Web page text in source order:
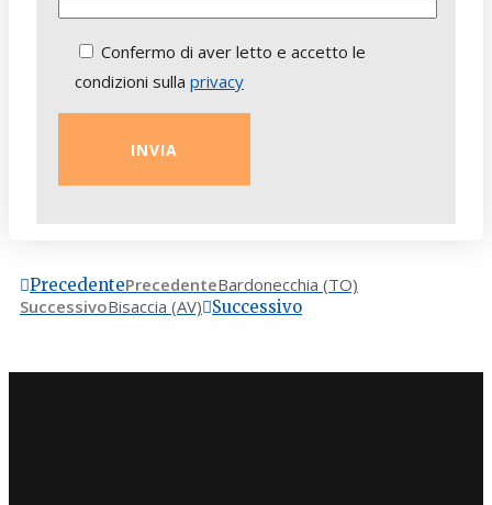
Confermo di aver letto e accetto le
condizioni sulla privacy
PrecedentePrecedenteBardonecchia (TO)
SuccessivoBisaccia (AV) Successivo